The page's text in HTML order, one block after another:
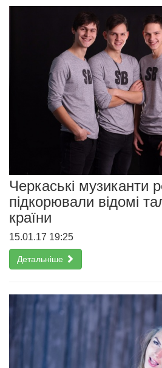
Черкаські музиканти
підкорювали відомі
країни
15.01.17 19:25
Детальніше